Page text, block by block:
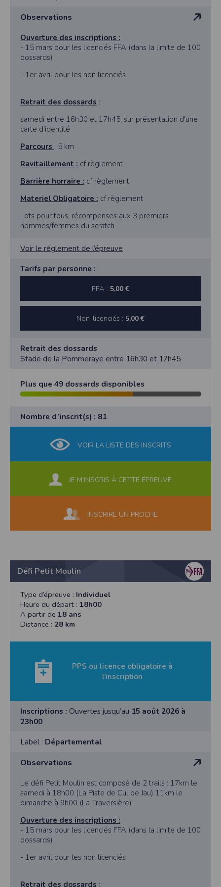
Observations
Ouverture des inscriptions :
- 15 mars pour les licenciés FFA (dans la limite de 100
dossards)
- 1er avril pour les non licenciés
Retrait des dossards :
samedi entre 16h30 et 17h45, sur présentation d'une
carte d'identité
Parcours : 5 km
Ravitaillement : cf règlement
Barrière horraire : cf règlement
Materiel Obligatoire : cf règlement
Lots pour tous, récompenses aux 3 premiers
hommes/femmes du scratch
Voir le réglement de l’épreuve
Tarifs par personne :
FFA : 5,00 €
Non-licenciés : 5,00 €
Retrait des dossards
Stade de la Pommeraye entre 16h30 et 17h45
Plus que 49 dossards disponibles
Nombre d’inscrit(s) : 81
VOIR LA LISTE DES INSCRITS
JE M’INSCRIS À CETTE ÉPREUVE
INSCRIRE UN PROCHE
Défi Petit Moulin
Type d’épreuve : Individuel
Heure du départ : 18h00
A partir de 18 ans
Distance : 28 km
PPS ou licence obligatoire à
l’inscription
Inscriptions : Ouvertes jusqu’au 15 août 2026 à
23h00
Label : Départemental
Observations
Le défi Petit Moulin est composé de 2 trails : 17km le
samedi à 18h00 (La Piste de Cul de Jau) 11km le
dimanche à 9h00 (La Traversière)
Ouverture des inscriptions :
- 15 mars pour les licenciés FFA (dans la limite de 100
dossards)
- 1er avril pour les non licenciés
Retrait des dossards :